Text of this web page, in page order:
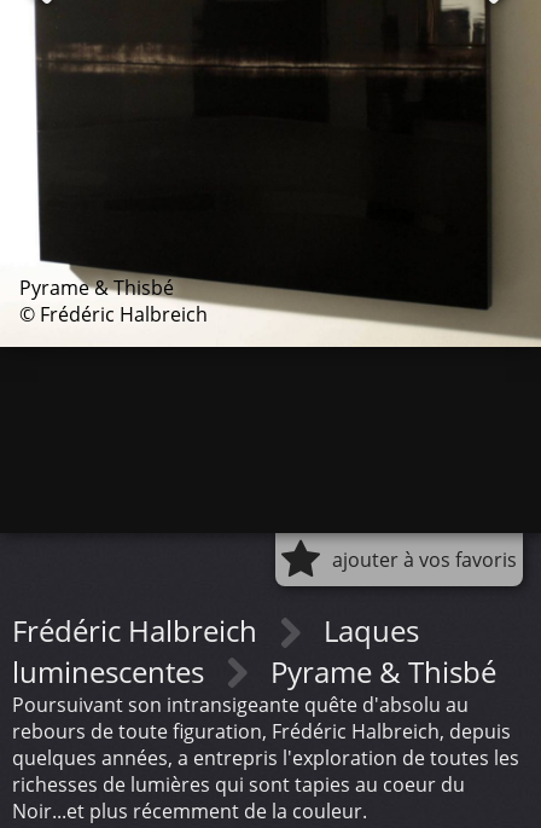
Pyrame & Thisbé
© Frédéric Halbreich
ajouter à vos favoris
Frédéric Halbreich
Laques
luminescentes
Pyrame & Thisbé
Poursuivant son intransigeante quête d'absolu au
rebours de toute figuration, Frédéric Halbreich, depuis
quelques années, a entrepris l'exploration de toutes les
richesses de lumières qui sont tapies au coeur du
Noir...et plus récemment de la couleur.